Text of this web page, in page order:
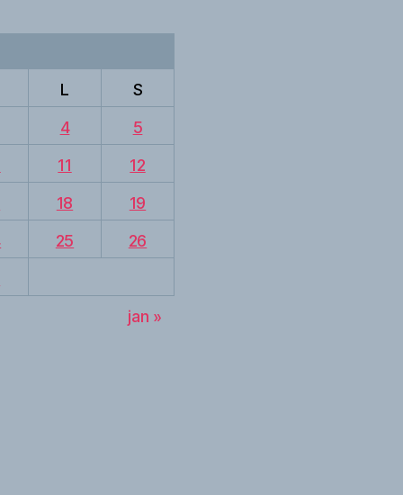
L
S
4
5
11
12
18
19
25
26
jan »